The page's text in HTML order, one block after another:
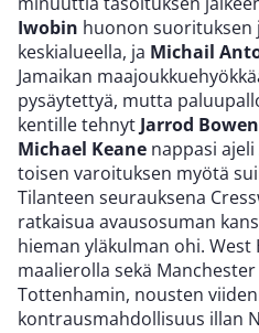
Iwobin huonon suorituksen
keskialueella, ja Michail
Jamaikan
pysäytettyä, mutta
kentille tehnytJarrod Bowen
Michael Keane nappasi
toisen varoituksen myötä
Tilanteen seurauksena
ratkaisua avausosuman
hieman yläkulman ohi.
maalierolla sekä
Tottenhamin, nousten
kontrausmahdollisuus illan